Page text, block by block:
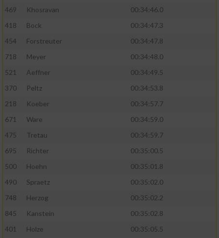
469
Khosravan
00:34:46.0
418
Bock
00:34:47.3
454
Forstreuter
00:34:47.8
718
Meyer
00:34:48.0
521
Aeffner
00:34:49.5
370
Peltz
00:34:53.8
218
Koeber
00:34:57.7
671
Ware
00:34:59.0
475
Tretau
00:34:59.7
695
Richter
00:35:00.5
500
Hoehn
00:35:01.8
490
Spraetz
00:35:02.0
748
Herzog
00:35:02.2
845
Kanstein
00:35:02.8
401
Holze
00:35:05.5